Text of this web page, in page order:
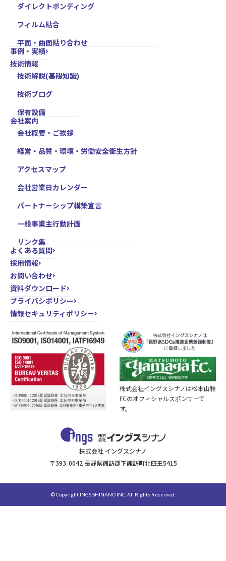
ダイレクトボンディング
フィルム貼合
平面・曲面貼り合わせ
事例・実績
技術情報
技術解説(基礎知識)
技術ブログ
保有設備
会社案内
会社概要・ご挨拶
経営・品質・環境・労働安全衛生方針
アクセスマップ
会社営業日カレンダー
パートナーシップ構築宣言
一般事業主行動計画
リンク集
よくある質問
採用情報
お問い合わせ
資料ダウンロード
プライバシポリシー
情報セキュリティポリシー
株式会社イングスシナノは松本山雅
FCのオフィシャルスポンサーで
す。
株式会社 イングスシナノ
〒393-0042 長野県諏訪郡下諏訪町北四王5415
© Copyright INGS SHINANO INC. All Rights Reserved.